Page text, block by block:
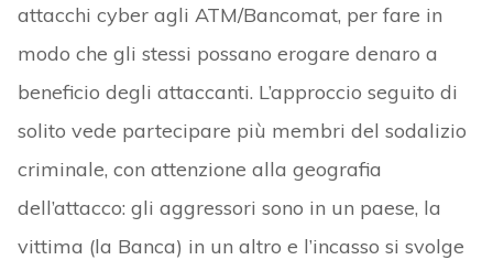
attacchi cyber agli ATM/Bancomat, per fare in
modo che gli stessi possano erogare denaro a
beneficio degli attaccanti. L’approccio seguito di
solito vede partecipare più membri del sodalizio
criminale, con attenzione alla geografia
dell’attacco: gli aggressori sono in un paese, la
vittima (la Banca) in un altro e l’incasso si svolge